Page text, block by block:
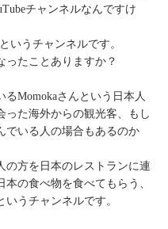
チャンネルなんですけ
いうチャンネルです。
ったことありますか？
るMomokaさんという日本人
った海外からの観光客、もし
でいる人の場合もあるのか
の方を日本のレストランに連
本の食べ物を食べてもらう、
いうチャンネルです。